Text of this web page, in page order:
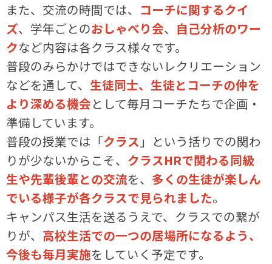
また、交流の時間では、 コーチに関するクイ
ズ、学年ごとのおしゃべり会、 自己分析のワー
クなど内容は各クラス様々です。
普段のみらかけではできないレクリエーション
などを通して、生徒同士、生徒とコーチの仲を
より深める機会として毎月コーチたちで企画・
準備しています。
普段の授業では「クラス 」という括りでの関わ
りが少ないからこそ、 クラスHRで関わる同級
生や先輩後輩との交流を、 多くの生徒が楽しん
でいる様子が各クラスで見られました。
キャンパス生活を送るうえで、クラスでの繋が
りが、 高校生活での一つの居場所になるよう、
今後も毎月実施をしていく予定です。